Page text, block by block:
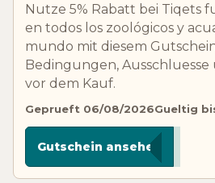
Nutze 5% Rabatt bei Tiqets
en todos los zoológicos y
mundo mit diesem
Bedingungen,
vor dem Kauf.
Geprueft 06/08/2026Gueltig
Gutschein ansehen